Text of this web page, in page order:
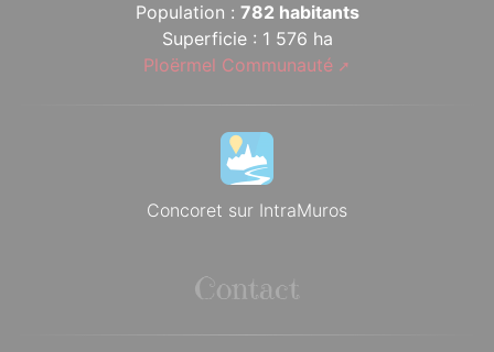
Population : 782 habitants
Superficie : 1 576 ha
Ploërmel Communauté
Concoret sur IntraMuros
Contact